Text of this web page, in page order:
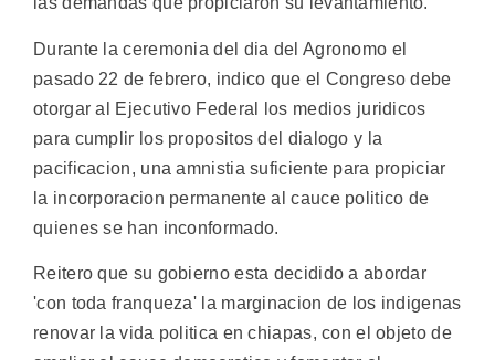
Durante la ceremonia del dia del Agronomo el
pasado 22 de febrero, indico que el Congreso debe
otorgar al Ejecutivo Federal los medios juridicos
para cumplir los propositos del dialogo y la
pacificacion, una amnistia suficiente para propiciar
la incorporacion permanente al cauce politico de
quienes se han inconformado.
Reitero que su gobierno esta decidido a abordar
'con toda franqueza' la marginacion de los indigenas
renovar la vida politica en chiapas, con el objeto de